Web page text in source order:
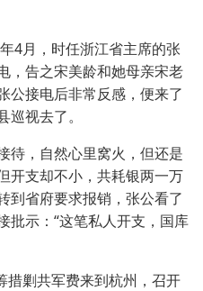
月，时任浙江省主席的张
，告之宋美龄和她母亲宋老
公接电后非常反感，便来了
视去了。
，自然心里窝火，但还是
开支却不小，共耗银两一万
到省府要求报销，张公看了
批示：“这笔私人开支，国库
剿共军费来到杭州，召开